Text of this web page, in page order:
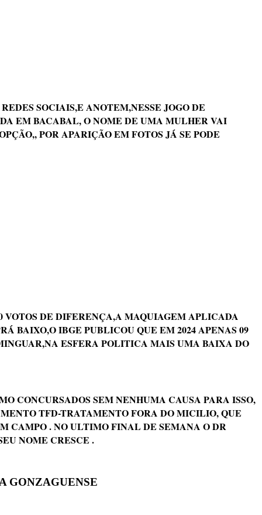
SOCIAIS,E ANOTEM,NESSE JOGO DE
EM BACABAL, O NOME DE UMA MULHER VAI
POR APARIÇÃO EM FOTOS JÁ SE PODE
VOTOS DE DIFERENÇA,A MAQUIAGEM APLICADA
BAIXO,O IBGE PUBLICOU QUE EM 2024 APENAS 09
ESFERA POLITICA MAIS UMA BAIXA DO
CONCURSADOS SEM NENHUMA CAUSA PARA ISSO,
TFD-TRATAMENTO FORA DO MICILIO, QUE
CAMPO . NO ULTIMO FINAL DE SEMANA O DR
NOME CRESCE .
GONZAGUENSE